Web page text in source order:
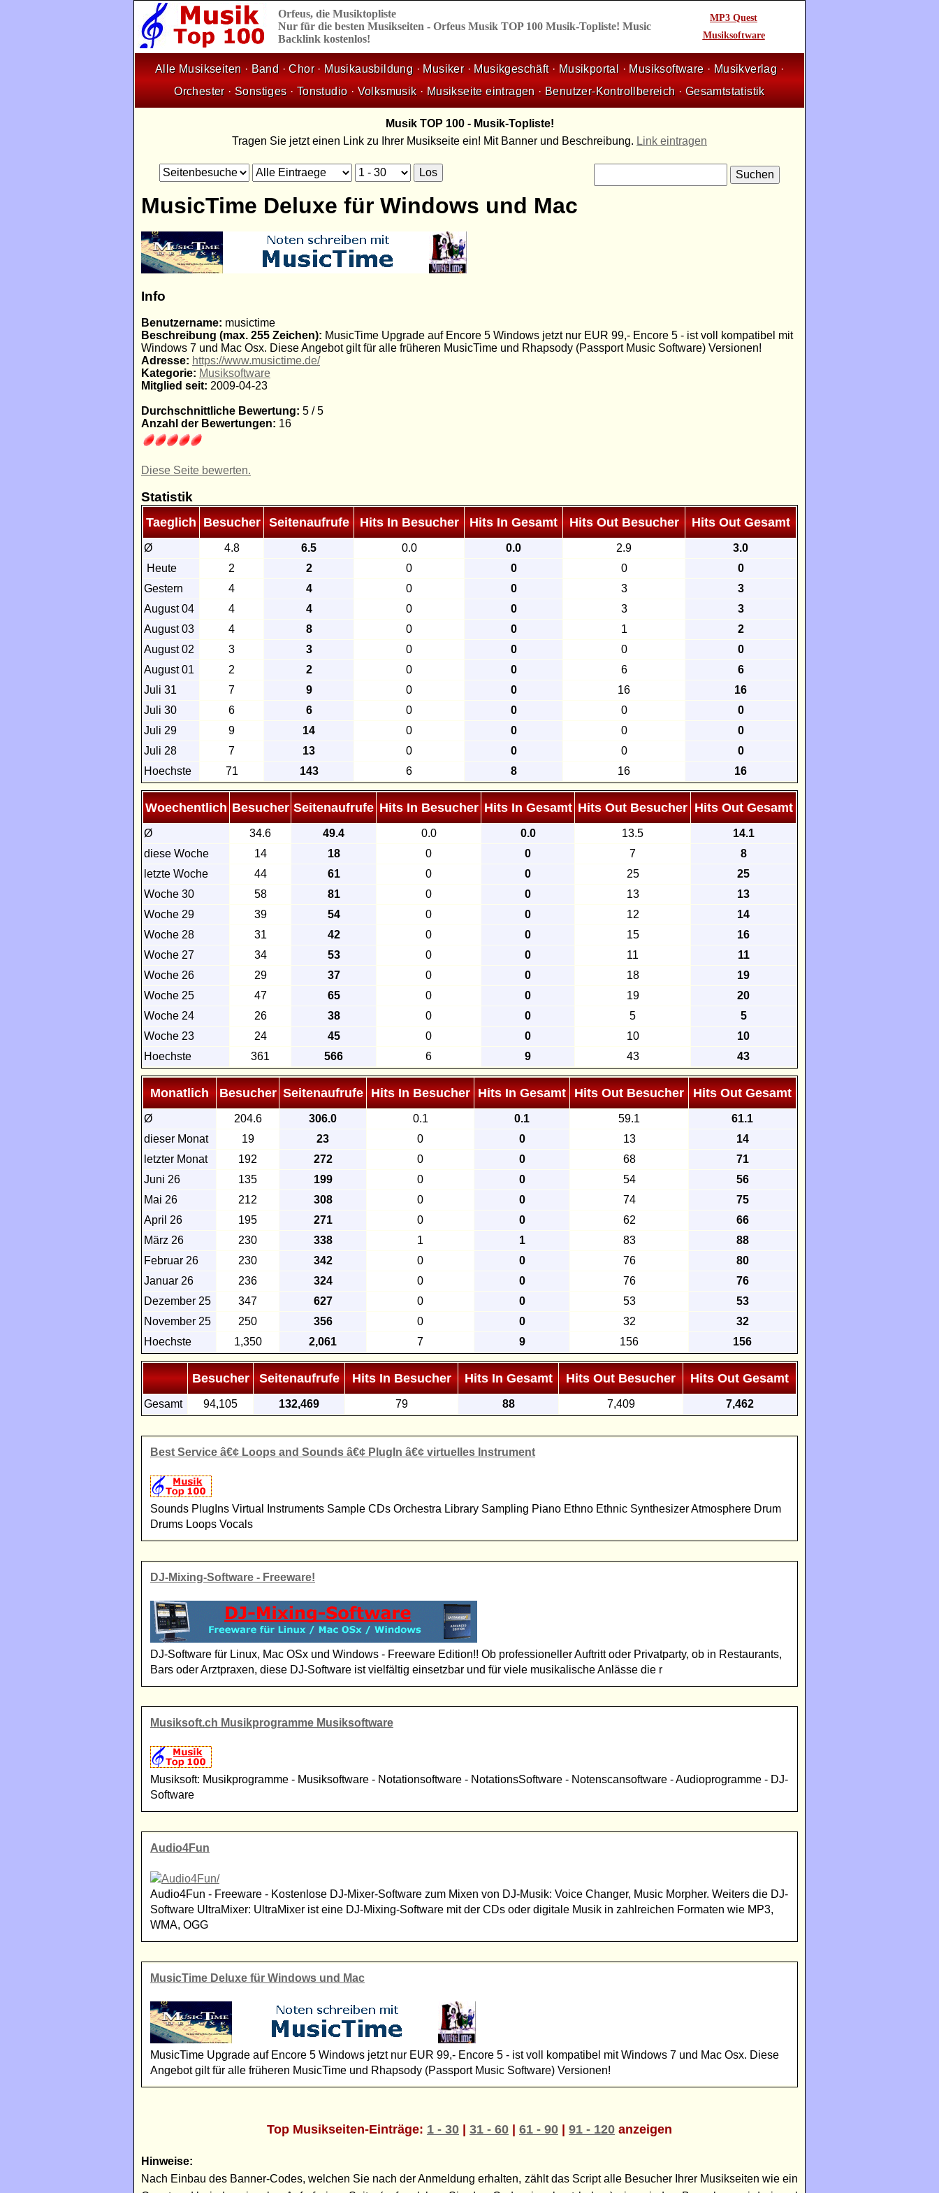
Orfeus, die Musiktopliste
Nur für die besten Musikseiten - Orfeus Musik TOP 100 Musik-Topliste! Music
Backlink kostenlos!
MP3 Quest
Musiksoftware
Alle Musikseiten · Band ·Chor· Musikausbildung · Musiker· Musikgeschäft· Musikportal · Musiksoftware· Musikverlag ·
Orchester· Sonstiges· Tonstudio· Volksmusik· Musikseite eintragen · Benutzer-Kontrollbereich · Gesamtstatistik
Musik TOP 100 - Musik-Topliste!
Tragen Sie jetzt einen Link zu Ihrer Musikseite ein! Mit Banner und Beschreibung. Link eintragen
MusicTime Deluxe für Windows und Mac
Info
Benutzername: musictime
Beschreibung (max. 255 Zeichen): MusicTime Upgrade auf Encore 5 Windows jetzt nur EUR 99,- Encore 5 - ist voll kompatibel mit
Windows 7 und Mac Osx. Diese Angebot gilt für alle früheren MusicTime und Rhapsody (Passport Music Software) Versionen!
Adresse: https://www.musictime.de/
Kategorie: Musiksoftware
Mitglied seit: 2009-04-23
Durchschnittliche Bewertung: 5 / 5
Anzahl der Bewertungen: 16
Diese Seite bewerten.
Statistik
Taeglich Besucher Seitenaufrufe Hits In Besucher Hits In Gesamt Hits Out Besucher Hits Out Gesamt
Ø 4.8 6.5 0.0 0.0 2.9
3.0
Heute
2 2 0 0 0
0
Gestern
4 4 0 0 3
3
August 04
4 4 0 0 3
3
August 03
4 8 0 0 1
2
August 02
3 3 0 0 0
0
August 01
2 2 0 0 6
6
Juli 31
7 9 0 0 16
16
Juli 30
6 6 0 0 0
0
Juli 29
9 14 0 0 0
0
Juli 28
7 13 0 0 0
0
Hoechste
71 143 6 8 16 16
Woechentlich Besucher Seitenaufrufe Hits In Besucher Hits In Gesamt Hits Out Besucher Hits Out Gesamt
Ø 34.6 49.4 0.0 0.0 13.5
14.1
diese Woche
14 18 0 0 7
8
letzte Woche
44 61 0 0 25
25
Woche 30
58 81 0 0 13
13
Woche 29
39 54 0 0 12
14
Woche 28
31 42 0 0 15
16
Woche 27
34 53 0 0 11
11
Woche 26
29 37 0 0 18
19
Woche 25
47 65 0 0 19
20
Woche 24
26 38 0 0 5
5
Woche 23
24 45 0 0 10
10
Hoechste
361 566 6 9 43 43
Monatlich Besucher Seitenaufrufe Hits In Besucher Hits In Gesamt Hits Out Besucher Hits Out Gesamt
Ø 204.6 306.0 0.1 0.1 59.1
61.1
dieser Monat
19 23 0 0 13
14
letzter Monat
192 272 0 0 68
71
Juni 26
135 199 0 0 54
56
Mai 26
212 308 0 0 74
75
April 26
195 271 0 0 62
66
März 26
230 338 1 1 83
88
Februar 26
230 342 0 0 76
80
Januar 26
236 324 0 0 76
76
Dezember 25
347 627 0 0 53
53
November 25
250 356 0 0 32
32
Hoechste
1,350 2,061 7 9 156 156
Besucher Seitenaufrufe Hits In Besucher Hits In Gesamt Hits Out Besucher Hits Out Gesamt
Gesamt 94,105 132,469 79 88 7,409 7,462
Best Service â€¢ Loops and Sounds â€¢ PlugIn â€¢ virtuelles Instrument
Sounds PlugIns Virtual Instruments Sample CDs Orchestra Library Sampling Piano Ethno Ethnic Synthesizer Atmosphere Drum
Drums Loops Vocals
DJ-Mixing-Software - Freeware!
DJ-Software für Linux, Mac OSx und Windows - Freeware Edition!! Ob professioneller Auftritt oder Privatparty, ob in Restaurants,
Bars oder Arztpraxen, diese DJ-Software ist vielfältig einsetzbar und für viele musikalische Anlässe die r
Musiksoft.ch Musikprogramme Musiksoftware
Musiksoft: Musikprogramme - Musiksoftware - Notationsoftware - NotationsSoftware - Notenscansoftware - Audioprogramme - DJ-
Software
Audio4Fun
Audio4Fun - Freeware - Kostenlose DJ-Mixer-Software zum Mixen von DJ-Musik: Voice Changer, Music Morpher. Weiters die DJ-
Software UltraMixer: UltraMixer ist eine DJ-Mixing-Software mit der CDs oder digitale Musik in zahlreichen Formaten wie MP3,
WMA, OGG
MusicTime Deluxe für Windows und Mac
MusicTime Upgrade auf Encore 5 Windows jetzt nur EUR 99,- Encore 5 - ist voll kompatibel mit Windows 7 und Mac Osx. Diese
Angebot gilt für alle früheren MusicTime und Rhapsody (Passport Music Software) Versionen!
Top Musikseiten-Einträge: 1 - 30 31 - 60 61 - 90 91 - 120 anzeigen
Hinweise:
Nach Einbau des Banner-Codes, welchen Sie nach der Anmeldung erhalten, zählt das Script alle Besucher Ihrer Musikseiten wie ein